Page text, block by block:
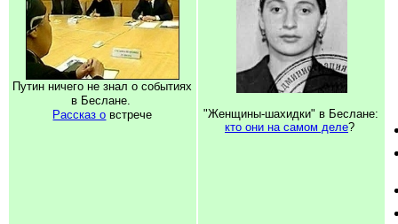
Путин ничего не знал о событиях
в Беслане.
Рассказ о встрече
"Женщины-шахидки" в Беслане:
кто они на самом деле?